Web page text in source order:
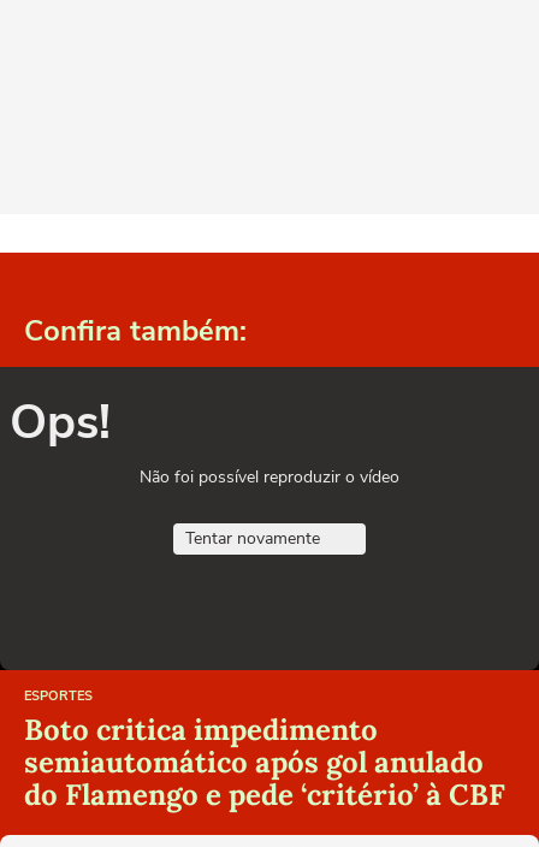
Confira também:
Ops!
Não foi possível reproduzir o vídeo
Tentar novamente
ESPORTES
Boto critica impedimento
semiautomático após gol anulado
do Flamengo e pede ‘critério’ à CBF